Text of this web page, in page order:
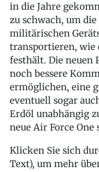
in die Jahre
zu schwach, um
militärischen
transportieren, wie
festhält. Die neuen
noch bessere
ermöglichen, eine
eventuell sogar
Erdöl unabhängig
neue Air Force
Klicken Sie sich
Text), um mehr